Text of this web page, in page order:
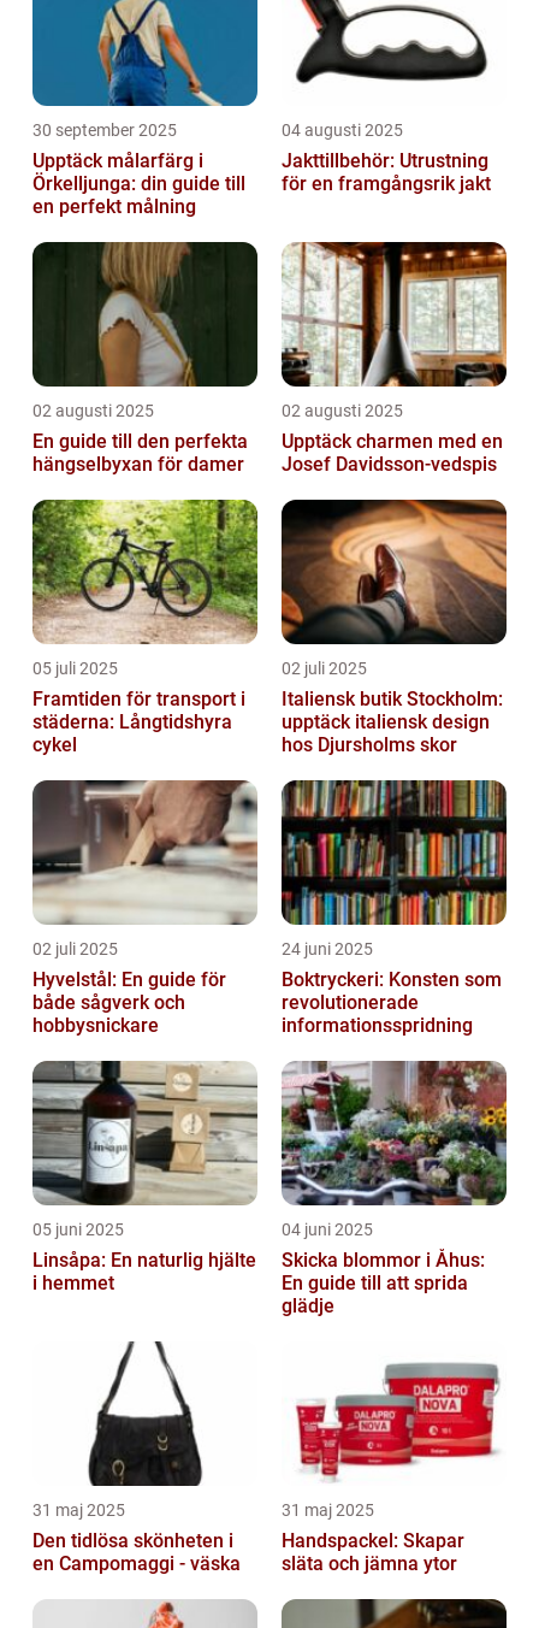
30 september 2025
Upptäck målarfärg i
Örkelljunga: din guide till
en perfekt målning
04 augusti 2025
Jakttillbehör: Utrustning
för en framgångsrik jakt
02 augusti 2025
En guide till den perfekta
hängselbyxan för damer
02 augusti 2025
Upptäck charmen med en
Josef Davidsson-vedspis
05 juli 2025
Framtiden för transport i
städerna: Långtidshyra
cykel
02 juli 2025
Italiensk butik Stockholm:
upptäck italiensk design
hos Djursholms skor
02 juli 2025
Hyvelstål: En guide för
både sågverk och
hobbysnickare
24 juni 2025
Boktryckeri: Konsten som
revolutionerade
informationsspridning
05 juni 2025
Linsåpa: En naturlig hjälte
i hemmet
04 juni 2025
Skicka blommor i Åhus:
En guide till att sprida
glädje
31 maj 2025
Den tidlösa skönheten i
en Campomaggi - väska
31 maj 2025
Handspackel: Skapar
släta och jämna ytor